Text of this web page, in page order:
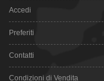
Accedi
Preferiti
Contatti
Condizioni di Vendita